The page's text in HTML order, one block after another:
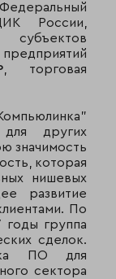
России,
предприятий
, торговая
других
значимость
которая
нишевых
развитие
По
годы группа
сделок.
ПО для
сектора